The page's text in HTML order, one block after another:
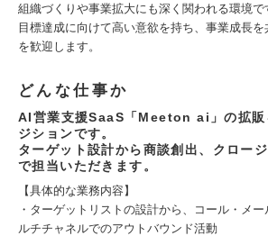
組織づくりや事業拡大にも深く関われる環境で
目標達成に向けて高い意欲を持ち、事業成長
を歓迎します。
どんな仕事か
AI営業支援SaaS「Meeton ai」の拡販
ジションです。
ターゲット設計から商談創出、クロー
で担当いただきます。
【具体的な業務内容】
・ターゲットリストの設計から、コール・メ
ルチチャネルでのアウトバウンド活動